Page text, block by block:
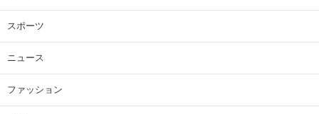
スポーツ
ニュース
ファッション